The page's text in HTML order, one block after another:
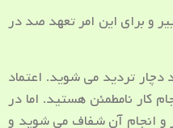
و برای این امر تعهد صد در
تردید می شوید. اعتماد
کار نامطمئن هستید. اما در
و انجام آن شفاف می شوید و